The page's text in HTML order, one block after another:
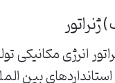
ژنراتور
انرژی مکانیکی
استانداردهای بین